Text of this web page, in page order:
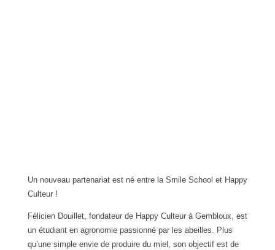
Un nouveau partenariat est né entre la Smile School et Happy
Culteur !
Félicien Douillet, fondateur de Happy Culteur à Gembloux, est
un étudiant en agronomie passionné par les abeilles. Plus
qu’une simple envie de produire du miel, son objectif est de